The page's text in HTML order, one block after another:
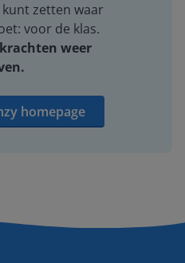
zetten waar
voor de klas.
weer
homepage